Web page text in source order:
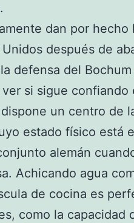
dan por hecho
después de
defensa del
si sigue confiando
un centro de
estado físico está
alemán
Achicando agua
de cocina es
como la capacidad